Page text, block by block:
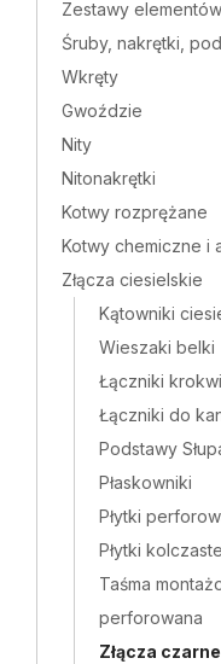
Zestawy
Śruby, nakrętki,
Wkręty
Gwoździe
Nity
Nitonakrętki
Kotwy rozprężane
Kotwy chemiczne i
Złącza ciesielskie
Kątowniki
Wieszaki belki
Łączniki
Łączniki do
Podstawy
Płaskowniki
Płytki
Płytki kolczaste
Taśma
perforowana
Złącza czarne